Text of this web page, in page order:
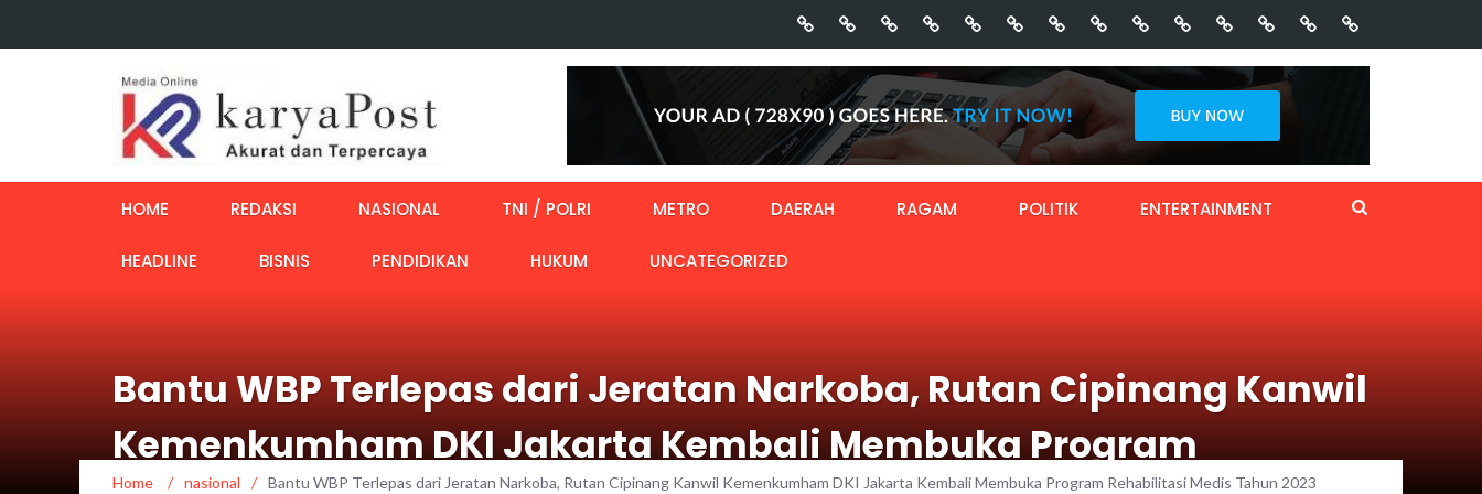
HOME REDAKSI NASIONAL TNI / POLRI METRO DAERAH RAGAM POLITIK ENTERTAINMENT
HEADLINE BISNIS PENDIDIKAN HUKUM UNCATEGORIZED
Bantu WBP Terlepas dari Jeratan Narkoba, Rutan Cipinang Kanwil
Kemenkumham DKI Jakarta Kembali Membuka Program
Home / nasional / Bantu WBP Terlepas dari Jeratan Narkoba, Rutan Cipinang Kanwil Kemenkumham DKI Jakarta Kembali Membuka Program Rehabilitasi Medis Tahun 2023